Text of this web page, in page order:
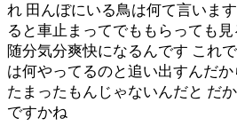
れ 田んぼにいる鳥は何て言いま
ると車止まってでももらっても
随分気分爽快になるんです これ
は何やってるのと追い出すんだ
たまったもんじゃないんだと だ
ですかね